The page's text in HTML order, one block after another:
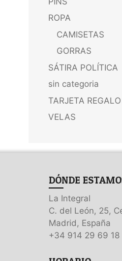
ROPA
CAMISETAS
GORRAS
SÁTIRA POLÍTICA
sin categoria
TARJETA REGALO
VELAS
DÓNDE
La Integral
C. del León, 25,
Madrid, España
+34 914 29 69 18